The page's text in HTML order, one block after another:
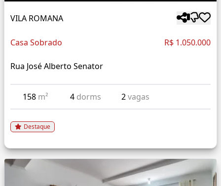
VILA ROMANA
Casa Sobrado R$ 1.050.000
Rua José Alberto Senator
158 m² 4 dorms 2vagas
Destaque